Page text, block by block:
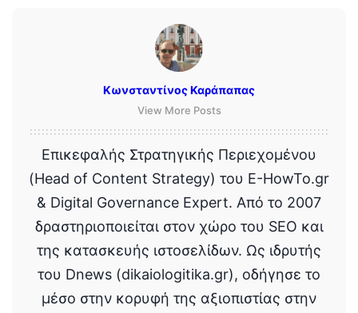
Κωνσταντίνος Καράπαπας
View More Posts
Επικεφαλής Στρατηγικής Περιεχομένου
(Head of Content Strategy) του E-HowTo.gr
& Digital Governance Expert. Από το 2007
δραστηριοποιείται στον χώρο του SEO και
της κατασκευής ιστοσελίδων. Ως ιδρυτής
του Dnews (dikaiologitika.gr), οδήγησε το
μέσο στην κορυφή της αξιοπιστίας στην